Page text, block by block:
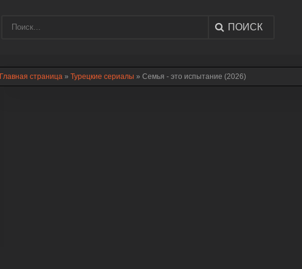
Главная страница » Турецкие сериалы » Семья - это испытание (2026)
ПОИСК